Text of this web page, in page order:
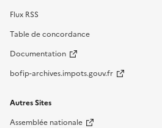
Flux RSS
Table de concordance
Documentation
bofip-archives.impots.gouv.fr
Autres Sites
Assemblée nationale